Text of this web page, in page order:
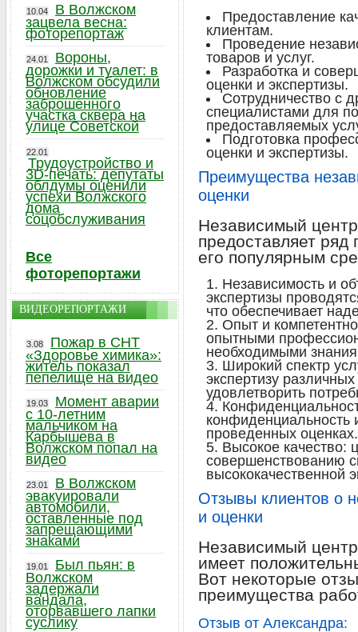
Предоставление
клиентам.
Проведение
товаров и услуг.
Разработка и
оценки и экспертизы.
Сотрудничество с
специалистами для
предоставляемых
Подготовка
оценки и экспертизы.
Преимущества
оценки
Независимый
предоставляет
его популярным
Независимость и
экспертизы
что обеспечивает
Опыт и
опытными
необходимыми
Широкий спектр
экспертизу
удовлетворить
конфиденциальность
проведенных оценках.
Высокое качество:
совершенствованию
высококачественной
Отзывы клиентов о
и оценки
Независимый
имеет
Вот некоторые
преимущества
Отзыв от Александра:
10.04
В Волжском
зацвела весна:
фоторепортаж
24.01
Вороны,
дорожки и туалет: в
Волжском обсудили
обновление
заброшенного
участка сквера на
улице Советской
22.01
Трудоустройство и
3D-печать: депутаты
облдумы оценили
успехи Волжского
дома
соцобслуживания
Все
фоторепортажи
ВИДЕОРЕПОРТАЖИ
3.08
Пожар в СНТ
«Здоровье химика»:
житель показал
пепелище на видео
19.03
Момент аварии
с 10-летним
мальчиком на
Карбышева в
Волжском попал на
видео
23.01
В Волжском
эвакуировали
автомобили,
оставленные под
запрещающими
знаками
19.01
Был пьян: в
Волжском
задержали
вандала,
оторвавшего лапки
суслику